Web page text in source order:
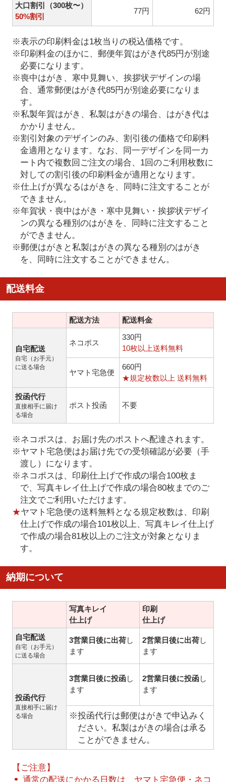
大口割引（300枚〜）
50%割引
77円 62円
※表示の印刷料金は1枚当りの税込価格です。
※印刷料金のほかに、郵便年賀はがき代85円が別途
必要になります。
※喪中はがき、寒中見舞い、挨拶状デザインの場
合、通常郵便はがき代85円が別途必要になりま
す。
※私製年賀はがき、私製はがきの場合、はがき代は
かかりません。
※割引対象のデザインのみ、割引後の価格で印刷料
金適用となります。なお、同一デザインを同一カ
ート内で複数回ご注文の場合、1回のご利用枚数に
対しての割引後の印刷料金が適用となります。
※仕上げが異なるはがきを、同時に注文することが
できません。
※年賀状・喪中はがき・寒中見舞い・挨拶状デザイ
ンの異なる種別のはがきを、同時に注文すること
ができません。
※郵便はがきと私製はがきの異なる種別のはがき
を、同時に注文することができません。
配送料金
配送方法 配送料金
自宅配送
自宅（お手元）
に送る場合
ネコポス
330円
10枚以上送料無料
ヤマト宅急便
660円
★規定枚数以上 送料無料
投函代行
直接相手に届け
る場合
ポスト投函 不要
※ネコポスは、お届け先のポストへ配達されます。
※ヤマト宅急便はお届け先での受領確認が必要（手
渡し）になります。
※ネコポスは、印刷仕上げで作成の場合100枚ま
で、写真キレイ仕上げで作成の場合80枚までのご
注文でご利用いただけます。
★ヤマト宅急便の送料無料となる規定枚数は、印刷
仕上げで作成の場合101枚以上、写真キレイ仕上げ
で作成の場合81枚以上のご注文が対象となりま
す。
納期について
写真キレイ
仕上げ
印刷
仕上げ
自宅配送
自宅（お手元）
に送る場合
3営業日後に出荷し
ます
2営業日後に出荷し
ます
投函代行
直接相手に届け
る場合
3営業日後に投函し
ます
2営業日後に投函し
ます
※投函代行は郵便はがきで申込みく
ださい。私製はがきの場合は承る
ことができません。
【ご注意】
通常の配送にかかる日数は、ヤマト宅急便・ネコ